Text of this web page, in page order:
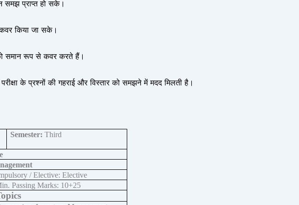
समझ प्राप्त हो सके।
किया जा सके।
समान रूप से कवर करते हैं।
के प्रश्नों की गहराई और विस्तार को समझने में मदद मिलती है।
Semester: Third
/ Elective: Elective
Passing Marks: 10+25